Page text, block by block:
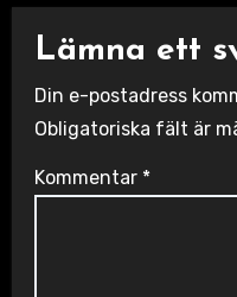
Lämna ett
Din e-postadress
Obligatoriska fält är
Kommentar *